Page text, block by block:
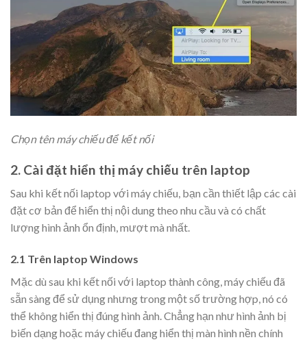
Chọn tên máy chiếu để kết nối
2. Cài đặt hiển thị máy chiếu trên laptop
Sau khi kết nối laptop với máy chiếu, bạn cần thiết lập các cài
đặt cơ bản để hiển thị nội dung theo nhu cầu và có chất
lượng hình ảnh ổn định, mượt mà nhất.
2.1 Trên laptop Windows
Mặc dù sau khi kết nối với laptop thành công, máy chiếu đã
sẵn sàng để sử dụng nhưng trong một số trường hợp, nó có
thể không hiển thị đúng hình ảnh. Chẳng hạn như hình ảnh bị
biến dạng hoặc máy chiếu đang hiển thị màn hình nền chính